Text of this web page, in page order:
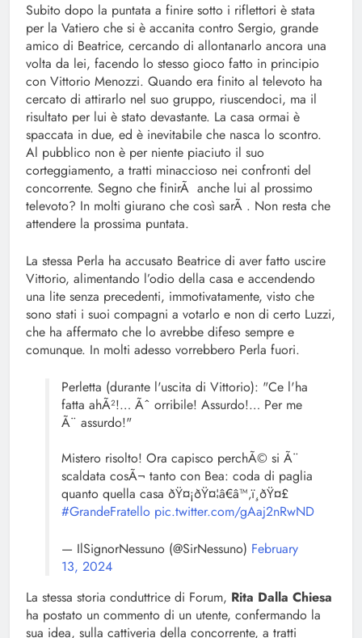
Subito dopo la puntata a finire sotto i riflettori è stata
per la Vatiero che si è accanita contro Sergio, grande
amico di Beatrice, cercando di allontanarlo ancora una
volta da lei, facendo lo stesso gioco fatto in principio
con Vittorio Menozzi. Quando era finito al televoto ha
cercato di attirarlo nel suo gruppo, riuscendoci, ma il
risultato per lui è stato devastante. La casa ormai è
spaccata in due, ed è inevitabile che nasca lo scontro.
Al pubblico non è per niente piaciuto il suo
corteggiamento, a tratti minaccioso nei confronti del
concorrente. Segno che finirÃ anche lui al prossimo
televoto? In molti giurano che così sarÃ . Non resta che
attendere la prossima puntata.
La stessa Perla ha accusato Beatrice di aver fatto uscire
Vittorio, alimentando l’odio della casa e accendendo
una lite senza precedenti, immotivatamente, visto che
sono stati i suoi compagni a votarlo e non di certo Luzzi,
che ha affermato che lo avrebbe difeso sempre e
comunque. In molti adesso vorrebbero Perla fuori.
Perletta (durante l'uscita di Vittorio): "Ce l'ha
fatta ahÃ²!… Ãˆ orribile! Assurdo!… Per me
Ã¨ assurdo!"
Mistero risolto! Ora capisco perchÃ© si Ã¨
scaldata cosÃ¬ tanto con Bea: coda di paglia
quanto quella casa ðŸ¤¡ðŸ¤¦â€â™‚ï¸ðŸ¤£
#GrandeFratello pic.twitter.com/gAaj2nRwND
— IlSignorNessuno (@SirNessuno) February
13, 2024
La stessa storia conduttrice di Forum, Rita Dalla Chiesa
ha postato un commento di un utente, confermando la
sua idea, sulla cattiveria della concorrente, a tratti